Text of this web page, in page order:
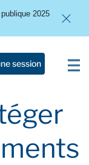
2025
session